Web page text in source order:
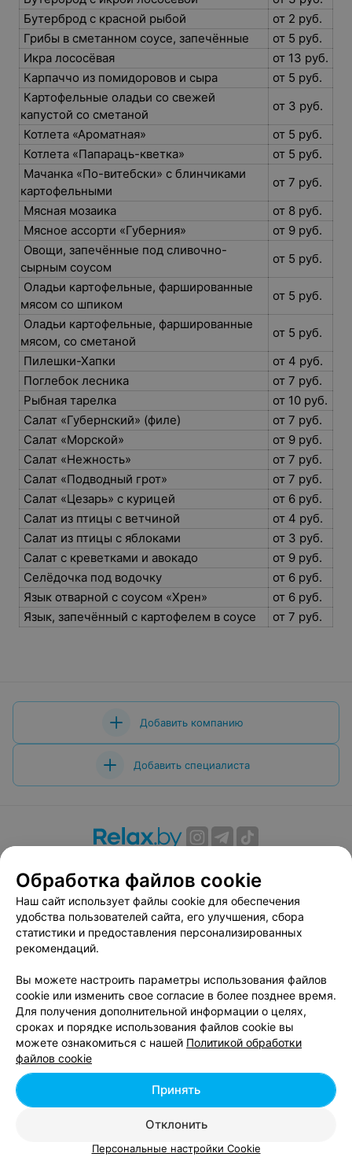
Бутерброд с красной рыбой
от 2 руб.
Грибы в сметанном соусе, запечённые
от 5 руб.
Икра лососёвая
от 13 руб.
Карпаччо из помидоровов и сыра
от 5 руб.
Картофельные оладьи со свежей
капустой со сметаной
от 3 руб.
Котлета «Ароматная»
от 5 руб.
Котлета «Папараць-кветка»
от 5 руб.
Мачанка «По-витебски» с блинчиками
картофельными
от 7 руб.
Мясная мозаика
от 8 руб.
Мясное ассорти «Губерния»
от 9 руб.
Овощи, запечённые под сливочно-
сырным соусом
от 5 руб.
Оладьи картофельные, фаршированные
мясом со шпиком
от 5 руб.
Оладьи картофельные, фаршированные
мясом, со сметаной
от 5 руб.
Пилешки-Хапки
от 4 руб.
Поглебок лесника
от 7 руб.
Рыбная тарелка
от 10 руб.
Салат «Губернский» (филе)
от 7 руб.
Салат «Морской»
от 9 руб.
Салат «Нежность»
от 7 руб.
Салат «Подводный грот»
от 7 руб.
Салат «Цезарь» с курицей
от 6 руб.
Салат из птицы с ветчиной
от 4 руб.
Салат из птицы с яблоками
от 3 руб.
Салат с креветками и авокадо
от 9 руб.
Селёдочка под водочку
от 6 руб.
Язык отварной с соусом «Хрен»
от 6 руб.
Язык, запечённый с картофелем в соусе
от 7 руб.
Добавить компанию
Добавить специалиста
Вакансии
Публичный договор
Способы оплаты
Публичный договор по использованию сервиса
«Афиша»
Пользовательское соглашение
Связаться по вопросам сотрудничества
Написать руководителю relax.by
Персональные настройки cookie
Обработка персональных данных
| 220012, Республика Беларусь, г. Минск,
улица Толбухина, 2, пом. 16 | info@relax.by
Обработка файлов cookie
Наш сайт использует файлы cookie для обеспечения
удобства пользователей сайта, его улучшения, сбора
статистики и предоставления персонализированных
рекомендаций.
Вы можете настроить параметры использования файлов
cookie или изменить свое согласие в более позднее время.
Для получения дополнительной информации о целях,
сроках и порядке использования файлов cookie вы
можете ознакомиться с нашей Политикой обработки
файлов cookie
Отклонить
Принять
Персональные настройки Cookie